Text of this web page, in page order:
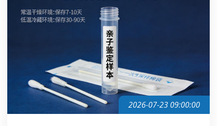
2026-07-23 09:00:00